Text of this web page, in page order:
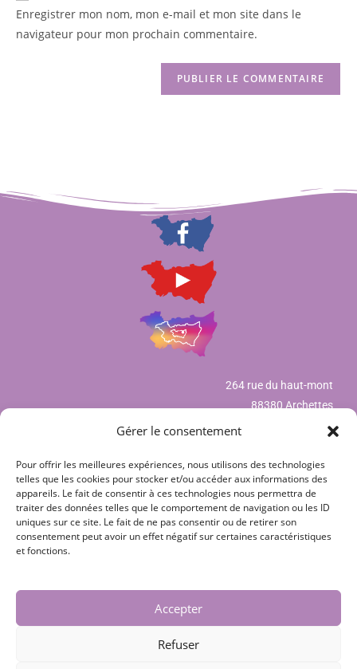
Gérer le consentement
Pour offrir les meilleures expériences, nous utilisons des technologies
telles que les cookies pour stocker et/ou accéder aux informations des
appareils. Le fait de consentir à ces technologies nous permettra de
traiter des données telles que le comportement de navigation ou les ID
uniques sur ce site. Le fait de ne pas consentir ou de retirer son
consentement peut avoir un effet négatif sur certaines caractéristiques
et fonctions.
Accepter
Refuser
Enregistrer mon nom, mon e-mail et mon site dans le
navigateur pour mon prochain commentaire.
264 rue du haut-mont
88380 Archettes
Mentions légales
Déclaration de confidentialité (UE)
Politique de cookies (UE)